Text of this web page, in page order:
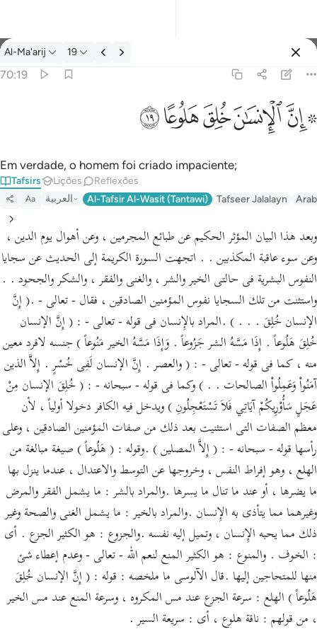
Tafsir: Al-Ma'arij 70:19
Al-Ma'arij 19
70:19
ﱪ ﱫﱬﱭﱮﱯ
Em verdade, o homem foi criado impaciente;
Tafsirs Lições Reflexões
Aa العربية Al-Tafsir Al-Wasit (Tantawi) Tafseer Jalalayn
وبعد هذا البيان المؤثر الحكيم عن طبائع المجرمين ، وعن أهوال يوم الدين ،
وعن سوء عاقبة المكذبين . . اتجهت السورة الكريمة إلى الحديث عن سجايا
النفوس البشرية فى حالتى الخير والشر ، والغنى والفقر ، والشكر والجحود . .
واستثنت من تلك السجايا نفوس المؤمنين الصادقين ، فقال - تعالى - .( إِنَّ
الإنسان خُلِقَ . . . ) .المراد بالإِنسان فى قوله - تعالى - : ( إِنَّ الإنسان
خُلِقَ هَلُوعاً . إِذَا مَسَّهُ الشر جَزُوعاً . وَإِذَا مَسَّهُ الخير مَنُوعاً ) جنسه لافرد معين
منه ، كما فى قوله - تعالى - : ( والعصر . إِنَّ الإنسان لَفِى خُسْرٍ . إِلاَّ الذين
آمَنُواْ وَعَمِلُواْ الصالحات . . ) وكما فى قوله - سبحانه - : ( خُلِقَ الإنسان مِنْ
عَجَلٍ سَأُوْرِيكُمْ آيَاتِي فَلاَ تَسْتَعْجِلُونِ ) ويدخل فيه الكافر دخولا أولياً ، لأن
معظم الصفات التى استثنيت بعد ذلك من صفات المؤمنين الصادقين ، وعلى
رأسها قوله - سبحانه - : ( إِلاَّ المصلين ) .وقوله : ( هَلُوعاً ) صيغة مبالغة من
الهلع ، وهو إفراط النفس ، وخروجها عن التوسط والاعتدال ، عندما ينزل بها
ما يضرها ، أو عند ما تنال ما يسرها .والمراد بالشر : ما يشمل الفقر والمرض
وغيرهما مما يتأذى به الإِنسان .والمراد بالخير : ما يشمل الغنى والصحة وغير
ذلك مما يحبه الإِنسان ، وتميل إليه نفسه .والجزوع : هو الكثير الجزع . أى
: الخوف . والمنوع : هو الكثير المنع لنعم الله - تعالى - وعدم إعطاء شئ
منها للمتحاجين إليها .قال الآلوسى ما ملخصه : قوله : ( إِنَّ الإنسان خُلِقَ
هَلُوعاً ) الهلع : سرعة الجزع عند مس المكروه ، وسرعة المنع عند مس الخير
، من قولهم : ناقة هلوع ، أى : سريعة السير .